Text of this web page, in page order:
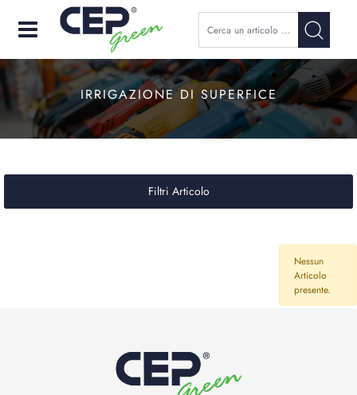
Open
IRRIGAZIONE DI SUPERFICE
Filtri Articolo
Nessun
Articolo
presente.